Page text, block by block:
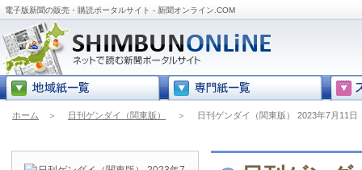
電子版新聞の販売・購読ポータルサイト - 新聞オンライン.COM
ホーム ＞ 日刊ゲンダイ（関東版） ＞ 日刊ゲンダイ（関東版） 2023年7月11日